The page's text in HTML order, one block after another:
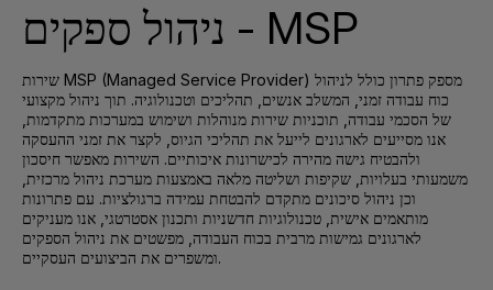
ניהול ספקים - MSP
שירות MSP (Managed Service Provider) מספק פתרון כולל לניהול
כוח עבודה זמני, המשלב אנשים, תהליכים וטכנולוגיה. תוך ניהול מקצועי
של הסכמי עבודה, תוכניות שירות מנוהלות ושימוש במערכות מתקדמות,
אנו מסייעים לארגונים לייעל את תהליכי הגיוס, לקצר את זמני ההעסקה
ולהבטיח גישה מהירה לכישרונות איכותיים. השירות מאפשר חיסכון
משמעותי בעלויות, שקיפות ושליטה מלאה באמצעות מערכת ניהול מרכזית,
וכן ניהול סיכונים מתקדם להבטחת עמידה ברגולציות. עם פתרונות
מותאמים אישית, טכנולוגיות חדשניות ותכנון אסטרטגי, אנו מעניקים
לארגונים גמישות מרבית בכוח העבודה, מפשטים את ניהול הספקים
ומשפרים את הביצועים העסקיים.